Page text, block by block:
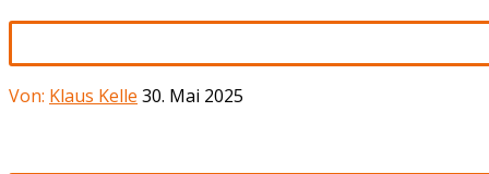
Von: Klaus Kelle 30. Mai 2025